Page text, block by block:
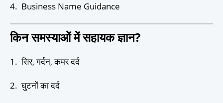
4. Business Name Guidance
किन समस्याओं में सहायक ज्ञान?
1. सिर, गर्दन, कमर दर्द
2. घुटनों का दर्द